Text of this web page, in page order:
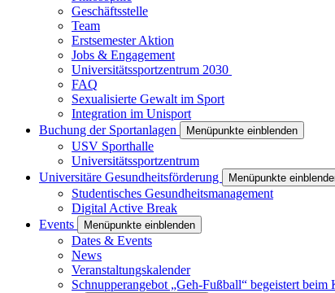
Geschäftsstelle
Team
Erstsemester Aktion
Jobs & Engagement
Universitätssportzentrum 2030
FAQ
Sexualisierte Gewalt im Sport
Integration im Unisport
Buchung der Sportanlagen
Menüpunkte einblenden
USV Sporthalle
Universitätssportzentrum
Universitäre Gesundheitsförderung
Menüpunkte
Studentisches Gesundheitsmanagement
Digital Active Break
Events
Menüpunkte einblenden
Dates & Events
News
Veranstaltungskalender
Schnupperangebot „Geh-Fußball“ begeistert